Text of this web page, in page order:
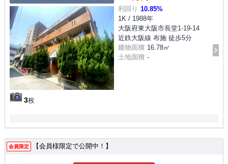
3枚
利回り 10.85%
1K / 1988年
大阪府東大阪市長堂1-19-14
近鉄大阪線 布施 徒歩5分
建物面積 16.78㎡
土地面積 -
会員限定 【会員様限定で公開中！】